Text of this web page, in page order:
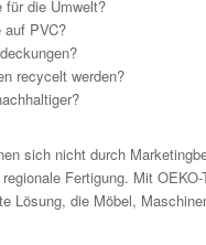
für die Umwelt?
auf PVC?
recycelt werden?
sich nicht durch
Fertigung. Mit
Lösung, die Möbel,